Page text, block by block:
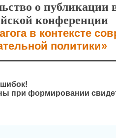
о публикации
конференции
в контексте
политики»
при формировании